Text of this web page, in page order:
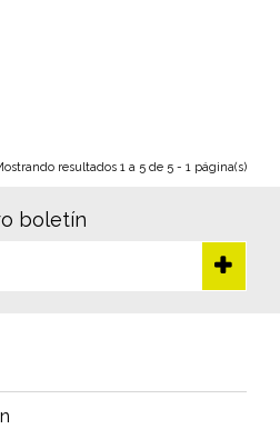
resultados 1 a 5 de 5 - 1 página(s)
boletín